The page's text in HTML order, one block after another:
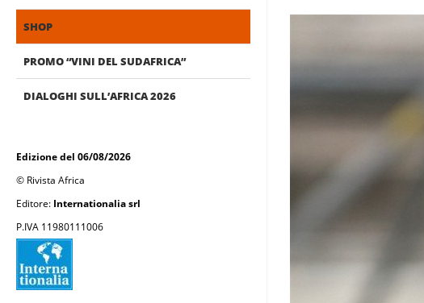
SHOP
PROMO “VINI DEL SUDAFRICA”
DIALOGHI SULL’AFRICA 2026
Edizione del 06/08/2026
© Rivista Africa
Editore: Internationalia srl
P.IVA 11980111006